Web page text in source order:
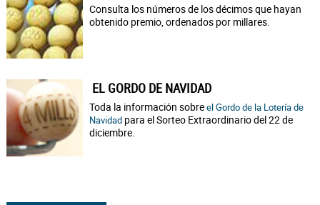
Consulta los números de los décimos que hayan
obtenido premio, ordenados por millares.
EL GORDO DE NAVIDAD
Toda la información sobreel Gordo de la Lotería de
Navidad para el Sorteo Extraordinario del 22 de
diciembre.